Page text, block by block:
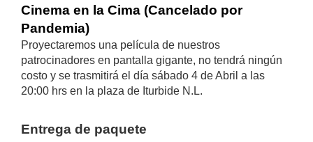
Cinema en la Cima (Cancelado por
Pandemia)
Proyectaremos una película de nuestros
patrocinadores en pantalla gigante, no tendrá ningún
costo y se trasmitirá el día sábado 4 de Abril a las
20:00 hrs en la plaza de Iturbide N.L.
Entrega de paquete